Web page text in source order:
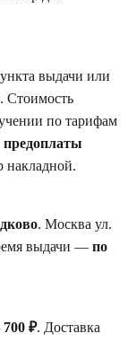
выдачи или
Стоимость
по тарифам
предоплаты
накладной.
. Москва ул.
выдачи — по
700 ₽. Доставка